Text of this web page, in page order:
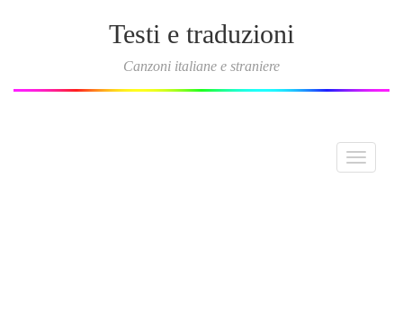
Testi e traduzioni
Canzoni italiane e straniere
Toggle